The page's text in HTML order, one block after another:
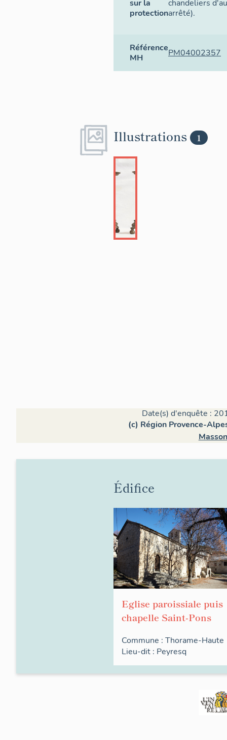
sur la
protection
chandeliers
arrêté).
Référence
MH
PM04002357
Illustrations 1
Date(s) d'enquête :
(c) Région Provence-
Édifice
Eglise paroissiale puis
chapelle Saint-Pons
Commune : Thorame-Haute
Lieu-dit : Peyresq